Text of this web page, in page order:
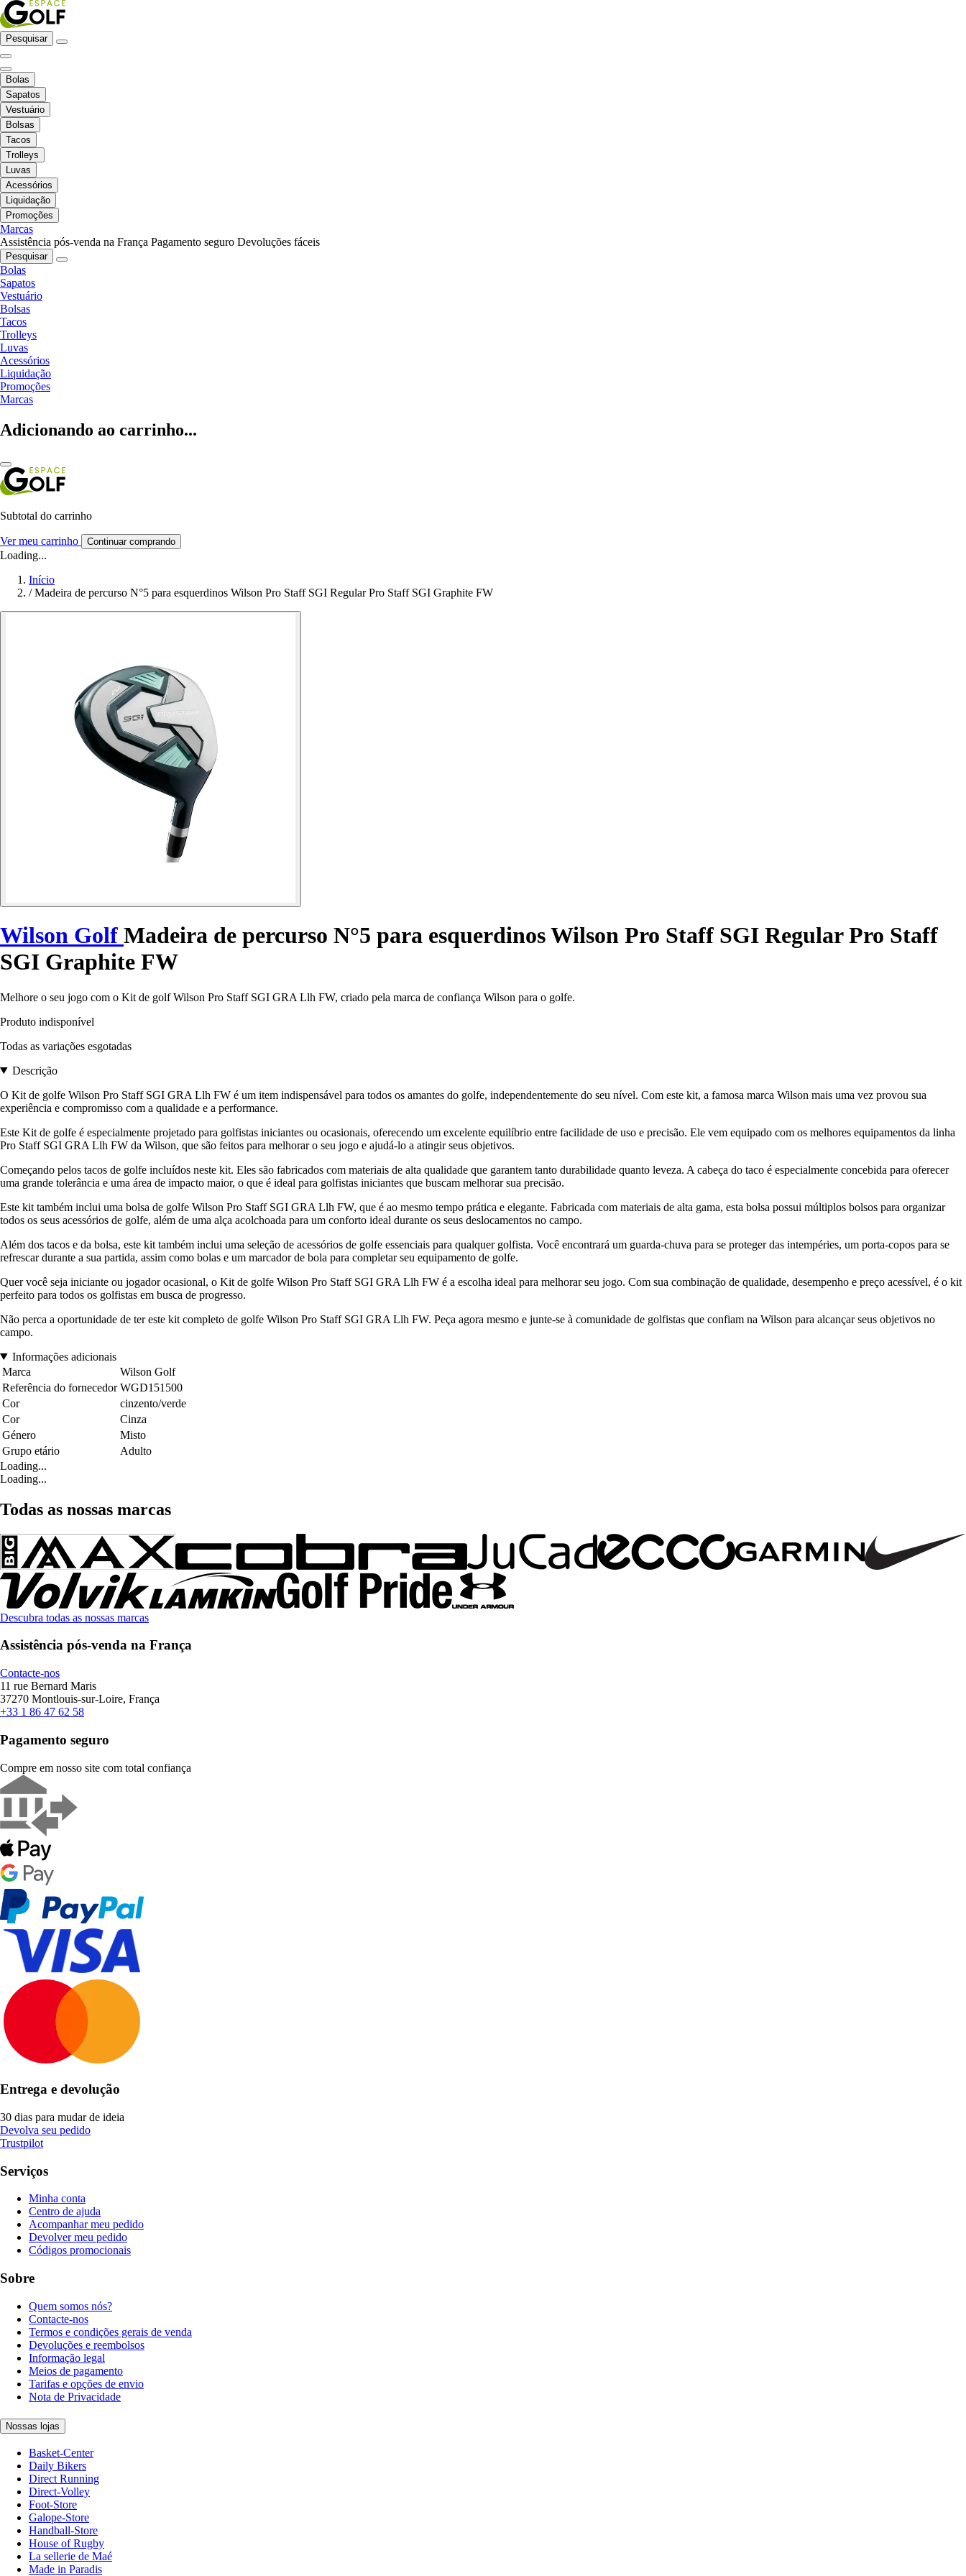
Pesquisar
Bolas
Sapatos
Vestuário
Bolsas
Tacos
Trolleys
Luvas
Acessórios
Liquidação
Promoções
Marcas
Assistência pós-venda na França Pagamento seguro Devoluções fáceis
Pesquisar
Bolas
Sapatos
Vestuário
Bolsas
Tacos
Trolleys
Luvas
Acessórios
Liquidação
Promoções
Marcas
Adicionando ao carrinho...
Subtotal do carrinho
Ver meu carrinho Continuar comprando
Loading...
Início
/ Madeira de percurso N°5 para esquerdinos Wilson Pro Staff SGI Regular Pro Staff SGI Graphite FW
Wilson Golf Madeira de percurso N°5 para esquerdinos Wilson Pro Staff SGI Regular Pro Staff
SGI Graphite FW
Melhore o seu jogo com o Kit de golf Wilson Pro Staff SGI GRA Llh FW, criado pela marca de confiança Wilson para o golfe.
Produto indisponível
Todas as variações esgotadas
Descrição
O Kit de golfe Wilson Pro Staff SGI GRA Llh FW é um item indispensável para todos os amantes do golfe, independentemente do seu nível. Com este kit, a famosa marca Wilson mais uma vez provou sua
experiência e compromisso com a qualidade e a performance.
Este Kit de golfe é especialmente projetado para golfistas iniciantes ou ocasionais, oferecendo um excelente equilíbrio entre facilidade de uso e precisão. Ele vem equipado com os melhores equipamentos da linha
Pro Staff SGI GRA Llh FW da Wilson, que são feitos para melhorar o seu jogo e ajudá-lo a atingir seus objetivos.
Começando pelos tacos de golfe incluídos neste kit. Eles são fabricados com materiais de alta qualidade que garantem tanto durabilidade quanto leveza. A cabeça do taco é especialmente concebida para oferecer
uma grande tolerância e uma área de impacto maior, o que é ideal para golfistas iniciantes que buscam melhorar sua precisão.
Este kit também inclui uma bolsa de golfe Wilson Pro Staff SGI GRA Llh FW, que é ao mesmo tempo prática e elegante. Fabricada com materiais de alta gama, esta bolsa possui múltiplos bolsos para organizar
todos os seus acessórios de golfe, além de uma alça acolchoada para um conforto ideal durante os seus deslocamentos no campo.
Além dos tacos e da bolsa, este kit também inclui uma seleção de acessórios de golfe essenciais para qualquer golfista. Você encontrará um guarda-chuva para se proteger das intempéries, um porta-copos para se
refrescar durante a sua partida, assim como bolas e um marcador de bola para completar seu equipamento de golfe.
Quer você seja iniciante ou jogador ocasional, o Kit de golfe Wilson Pro Staff SGI GRA Llh FW é a escolha ideal para melhorar seu jogo. Com sua combinação de qualidade, desempenho e preço acessível, é o kit
perfeito para todos os golfistas em busca de progresso.
Não perca a oportunidade de ter este kit completo de golfe Wilson Pro Staff SGI GRA Llh FW. Peça agora mesmo e junte-se à comunidade de golfistas que confiam na Wilson para alcançar seus objetivos no
campo.
Informações adicionais
Marca
Wilson Golf
Referência do fornecedor WGD151500
Cor
cinzento/verde
Cor
Cinza
Género
Misto
Grupo etário
Adulto
Loading...
Loading...
Todas as nossas marcas
Descubra todas as nossas marcas
Assistência pós-venda na França
Contacte-nos
11 rue Bernard Maris
37270 Montlouis-sur-Loire, França
+33 1 86 47 62 58
Pagamento seguro
Compre em nosso site com total confiança
Entrega e devolução
30 dias para mudar de ideia
Devolva seu pedido
Trustpilot
Serviços
Minha conta
Centro de ajuda
Acompanhar meu pedido
Devolver meu pedido
Códigos promocionais
Sobre
Quem somos nós?
Contacte-nos
Termos e condições gerais de venda
Devoluções e reembolsos
Informação legal
Meios de pagamento
Tarifas e opções de envio
Nota de Privacidade
Nossas lojas
Basket-Center
Daily Bikers
Direct Running
Direct-Volley
Foot-Store
Galope-Store
Handball-Store
House of Rugby
La sellerie de Maé
Made in Paradis